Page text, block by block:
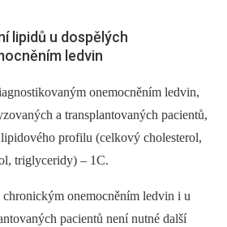
lipidů u dospělých
ledvin
onemocněním ledvin,
a transplantovaných pacientů,
profilu (celkový cholesterol,
triglyceridy) –⁠ 1C.
onemocněním ledvin i u
pacientů není nutné další